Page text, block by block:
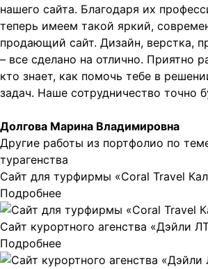
нашего сайта. Благодаря их
теперь имеем такой яркий,
продающий сайт. Дизайн, верстка,
– все сделано на отлично. Приятно
кто знает, как помочь тебе в
задач. Наше сотрудничество точно
Долгова Марина Владимировна
Другие работы из портфолио по
турагенства
Сайт для турфирмы «Coral Travel
Подробнее
Сайт курортного агенства «Дэйли
Подробнее